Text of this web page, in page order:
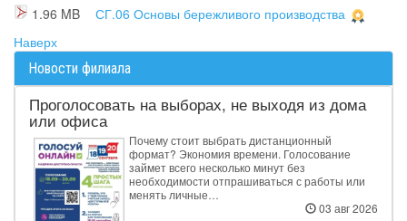
1.96 MB
СГ.06 Основы бережливого производства
Наверх
Новости филиала
Проголосовать на выборах, не выходя из дома
или офиса
Почему стоит выбрать дистанционный
формат? Экономия времени. Голосование
займет всего несколько минут без
необходимости отпрашиваться с работы или
менять личные…
03 авг 2026